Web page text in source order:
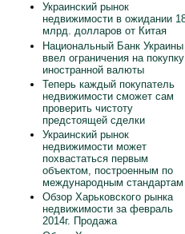
Украинский рынок
недвижимости в ожидании
млрд. долларов от Китая
Национальный Банк Украины
ввел ограничения на покупку
иностранной валюты
Теперь каждый покупатель
недвижимости сможет сам
проверить чистоту
предстоящей сделки
Украинский рынок
недвижимости может
похвастаться первым
объектом, построенным по
международным стандартам
Обзор Харьковского рынка
недвижимости за февраль
2014г. Продажа